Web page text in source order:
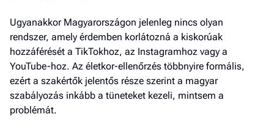
Ugyanakkor Magyarországon jelenleg nincs olyan
rendszer, amely érdemben korlátozná a kiskorúak
hozzáférését a TikTokhoz, az Instagramhoz vagy a
YouTube-hoz. Az életkor-ellenőrzés többnyire formális,
ezért a szakértők jelentős része szerint a magyar
szabályozás inkább a tüneteket kezeli, mintsem a
problémát.